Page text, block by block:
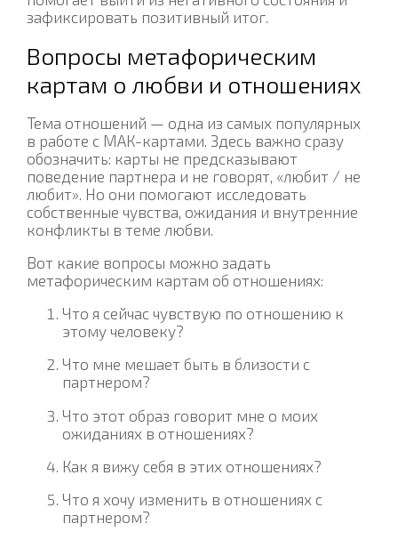
зафиксировать позитивный итог.
Вопросы метафорическим
картам о любви и отношениях
Тема отношений — одна из самых популярных
в работе с МАК-картами. Здесь важно сразу
обозначить: карты не предсказывают
поведение партнера и не говорят, «любит / не
любит». Но они помогают исследовать
собственные чувства, ожидания и внутренние
конфликты в теме любви.
Вот какие вопросы можно задать
метафорическим картам об отношениях:
Что я сейчас чувствую по отношению к
этому человеку?
Что мне мешает быть в близости с
партнером?
Что этот образ говорит мне о моих
ожиданиях в отношениях?
Как я вижу себя в этих отношениях?
Что я хочу изменить в отношениях с
партнером?